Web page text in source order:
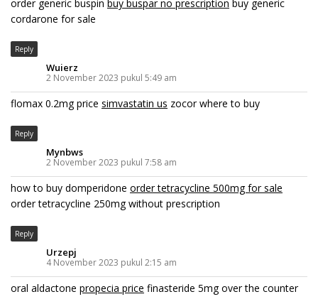
order generic buspin buy buspar no prescription buy generic
cordarone for sale
Reply
Wuierz
2 November 2023 pukul 5:49 am
flomax 0.2mg price simvastatin us zocor where to buy
Reply
Mynbws
2 November 2023 pukul 7:58 am
how to buy domperidone order tetracycline 500mg for sale
order tetracycline 250mg without prescription
Reply
Urzepj
4 November 2023 pukul 2:15 am
oral aldactone propecia price finasteride 5mg over the counter